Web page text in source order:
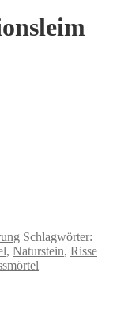
Schlagwörter:
, Naturstein, Risse